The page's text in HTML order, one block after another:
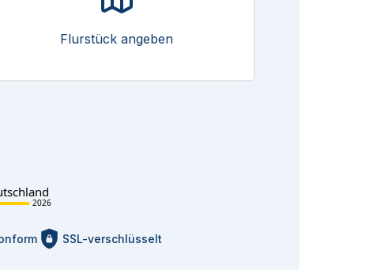
Flurstück angeben
2026
SSL-verschlüsselt